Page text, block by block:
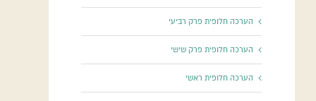
הערכה חלופית פרק רביעי
הערכה חלופית פרק שישי
הערכה חלופית ראשי